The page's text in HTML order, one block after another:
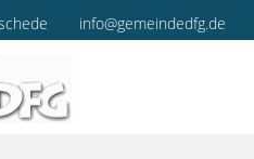
info@gemeindedfg.de